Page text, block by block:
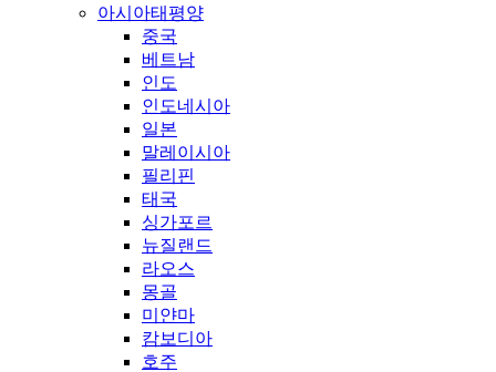
아시아태평양
중국
베트남
인도
인도네시아
일본
말레이시아
필리핀
태국
싱가포르
뉴질랜드
라오스
몽골
미얀마
캄보디아
호주